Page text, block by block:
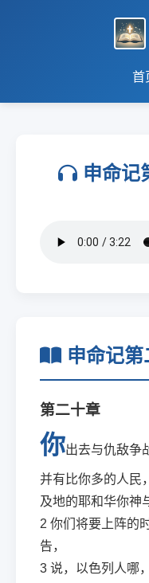
首
申命记
申命记
第二十章
你出去与仇敌争
并有比你多的人民
及地的耶和华你神
2 你们将要上阵的
告，
3 说，以色列人哪